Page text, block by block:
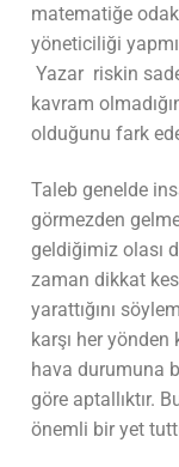
matematiğe
yöneticiliği
Yazar riskin
kavram
olduğunu fark
Taleb genelde
görmezden
geldiğimiz olası
zaman dikkat
yarattığını
karşı her
hava durumuna
göre aptallıktır.
önemli bir yet